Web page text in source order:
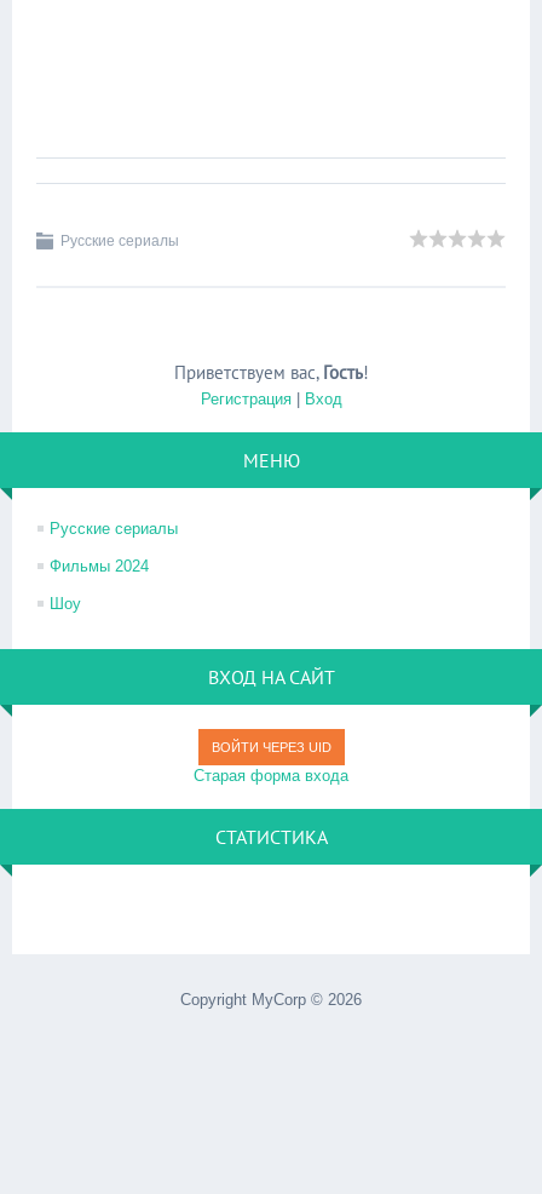
Русские сериалы
Приветствуем вас, Гость!
Регистрация| Вход
МЕНЮ
Русские сериалы
Фильмы 2024
Шоу
ВХОД НА САЙТ
ВОЙТИ ЧЕРЕЗ UID
Старая форма входа
СТАТИСТИКА
Copyright MyCorp © 2026